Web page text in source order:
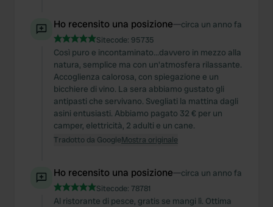
Ho recensito una posizione—circa un anno fa
Sitecode: 95735
Così puro e incontaminato...davvero in mezzo alla
natura, semplice ma con un'atmosfera rilassante.
Accoglienza calorosa, con spiegazione e un
bicchiere di vino. La sera abbiamo gustato gli
antipasti che servivano. Svegliati la mattina dagli
asini entusiasti. Abbiamo pagato 32 € per un
camper, elettricità, 2 adulti e un cane.
Tradotto da GoogleMostra originale
Ho recensito una posizione—circa un anno fa
Sitecode: 78781
Al ristorante di pesce, gratis se mangi lì. Ottima